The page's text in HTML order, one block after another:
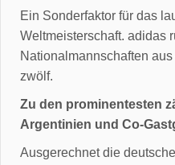
Ein Sonderfaktor für das
Weltmeisterschaft. adidas
Nationalmannschaften
zwölf.
Zu den prominentesten
Argentinien und Co-
Ausgerechnet die